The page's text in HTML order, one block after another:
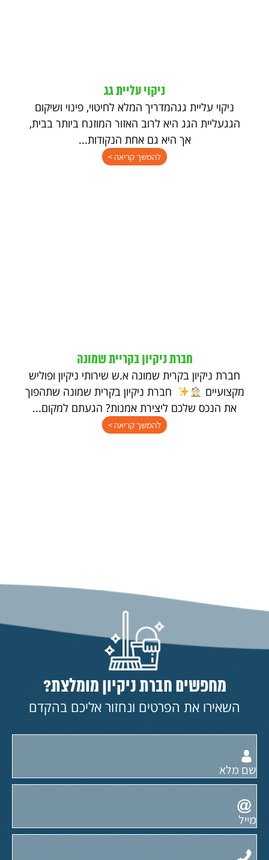
ניקוי עליית גג
ניקוי עליית גגהמדריך המלא לחיטוי, פינוי ושיקום
הגגעליית הגג היא לרוב האזור המוזנח ביותר בבית,
אך היא גם אחת הנקודות...
להמשך קריאה >
חברת ניקיון בקריית שמונה
חברת ניקיון בקרית שמונה א.ש שירותי ניקיון ופוליש
מקצועיים
חברת ניקיון בקרית שמונה שתהפוך
את הנכס שלכם ליצירת אמנות? הגעתם למקום...
להמשך קריאה >
מחפשים חברת ניקיון מומלצת?
השאירו את הפרטים ונחזור אליכם בהקדם